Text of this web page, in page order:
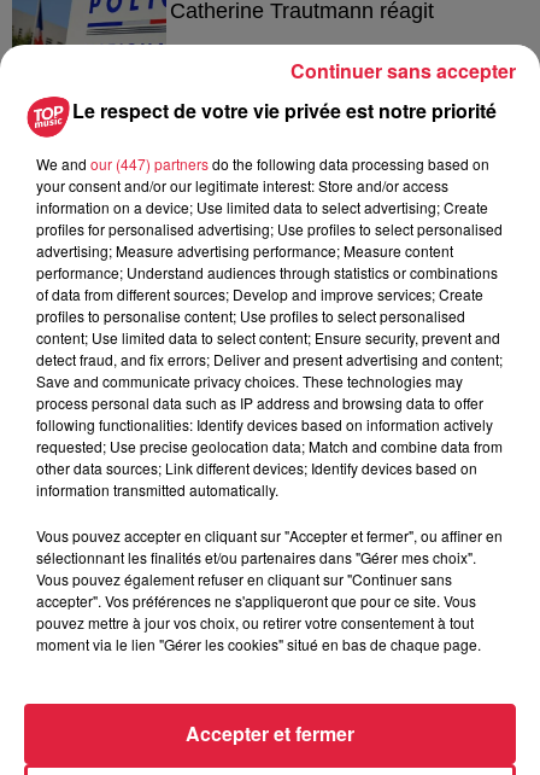
Catherine Trautmann réagit
6 août 2026
avec les flamants rouges
À découvrir également
Le respect de votre vie privée est notre priorité
We and our (447) partnersdo the following data processing based on
your consent and/or our legitimate interest: Store and/or access
information on a device; Use limited data to select advertising; Create
profiles for personalised advertising; Use profiles to select personalised
advertising; Measure advertising performance; Measure content
performance; Understand audiences through statistics or combinations
of data from different sources; Develop and improve services; Create
profiles to personalise content; Use profiles to select personalised
content; Use limited data to select content; Ensure security, prevent and
detect fraud, and fix errors; Deliver and present advertising and content;
Save and communicate privacy choices. These technologies may
process personal data such as IP address and browsing data to offer
following functionalities: Identify devices based on information actively
requested; Use precise geolocation data; Match and combine data from
other data sources; Link different devices; Identify devices based on
information transmitted automatically.
Vous pouvez accepter en cliquant sur "Accepter et fermer", ou affiner en
sélectionnant les finalités et/ou partenaires dans "Gérer mes choix".
Vous pouvez également refuser en cliquant sur "Continuer sans
accepter". Vos préférences ne s'appliqueront que pour ce site. Vous
pouvez mettre à jour vos choix, ou retirer votre consentement à tout
moment via le lien "Gérer les cookies" situé en bas de chaque page.
Accepter et fermer
Continuer sans accepter